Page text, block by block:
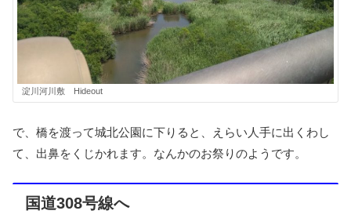
淀川河川敷 Hideout
で、橋を渡って城北公園に下りると、えらい人手に出くわし
て、出鼻をくじかれます。なんかのお祭りのようです。
国道308号線へ